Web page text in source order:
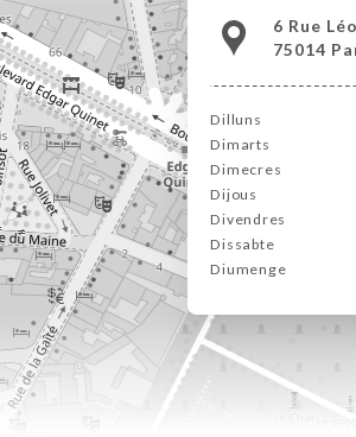
6 Rue
75014
Dilluns
Dimarts
Dimecres
Dijous
Divendres
Dissabte
Diumenge